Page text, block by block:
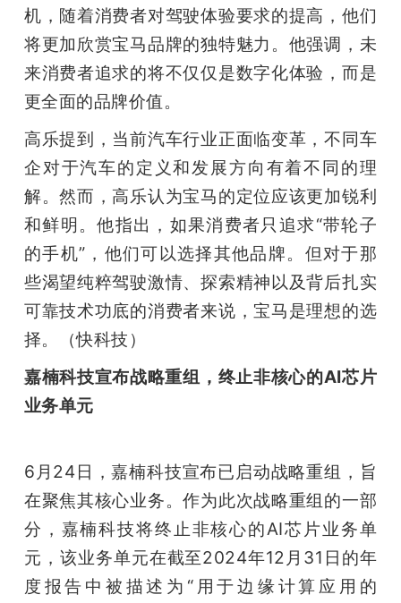
机，随着消费者对驾驶体验要求的提高，他们
将更加欣赏宝马品牌的独特魅力。他强调，未
来消费者追求的将不仅仅是数字化体验，而是
更全面的品牌价值。
高乐提到，当前汽车行业正面临变革，不同车
企对于汽车的定义和发展方向有着不同的理
解。然而，高乐认为宝马的定位应该更加锐利
和鲜明。他指出，如果消费者只追求“带轮子
的手机”，他们可以选择其他品牌。但对于那
些渴望纯粹驾驶激情、探索精神以及背后扎实
可靠技术功底的消费者来说，宝马是理想的选
择。（快科技）
嘉楠科技宣布战略重组，终止非核心的AI芯片
业务单元
6月24日，嘉楠科技宣布已启动战略重组，旨
在聚焦其核心业务。作为此次战略重组的一部
分，嘉楠科技将终止非核心的AI芯片业务单
元，该业务单元在截至2024年12月31日的年
度报告中被描述为“用于边缘计算应用的